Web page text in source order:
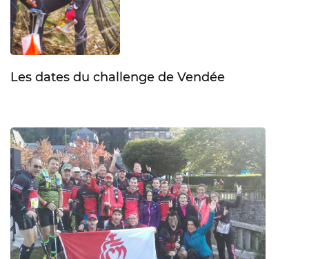
Les dates du challenge de Vendée